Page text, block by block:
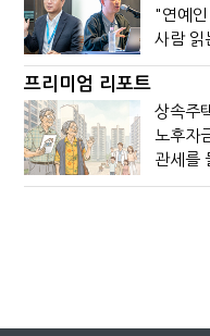
프리미엄 리포트